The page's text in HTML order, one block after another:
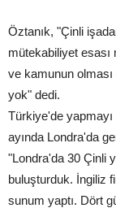
Öztanık, "Çinli
mütekabiliyet esası
ve kamunun
yok" dedi.
Türkiye'de yapmayı
ayında Londra'da
"Londra'da 30 Çinli
buluşturduk. İngiliz
sunum yaptı. Dört